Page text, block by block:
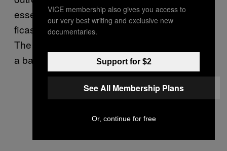
esse nome, porque a gente queria que
ficasse com uma cara de Sharon Jones &
The Dap Kings, James Brown & The JB’s. É
a base da nossa influência.”
VICE membership also gives you access to
our very best writing and exclusive new
documentaries.
Support for $2
See All Membership Plans
Or, continue for free